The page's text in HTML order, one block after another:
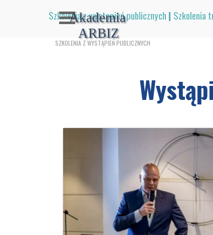
Pomiń menu
Akademia
ARBIZ
Szkolenia z wystąpień publicznych | Szkolenia
SZKOLENIA Z WYSTĄPIEŃ PUBLICZNYCH